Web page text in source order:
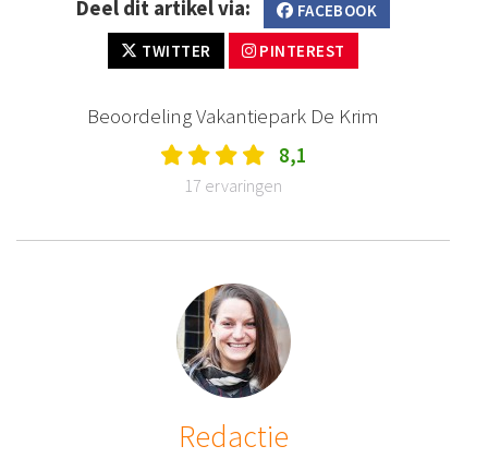
Deel dit artikel via:
FACEBOOK
TWITTER
PINTEREST
Beoordeling Vakantiepark De Krim
8,1
17 ervaringen
Redactie